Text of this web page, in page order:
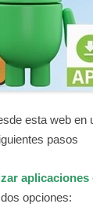
esta web
pasos
opciones: